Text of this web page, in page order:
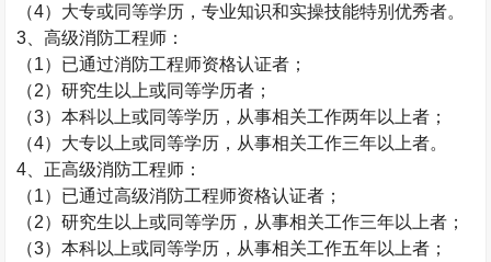
（4）大专或同等学历，专业知识和实操技能特别优秀者。
3 、高级消防工程师：
（1） 已通过消防工程师资格认证者；
（2）研究生以上或同等学历者；
（3）本科以上或同等学历，从事相关工作两年以上者；
（4）大专以上或同等学历，从事相关工作三年以上者。
4 、正高级消防工程师：
（1）已通过高级消防工程师资格认证者；
（2）研究生以上或同等学历，从事相关工作三年以上者；
（3）本科以上或同等学历，从事相关工作五年以上者；